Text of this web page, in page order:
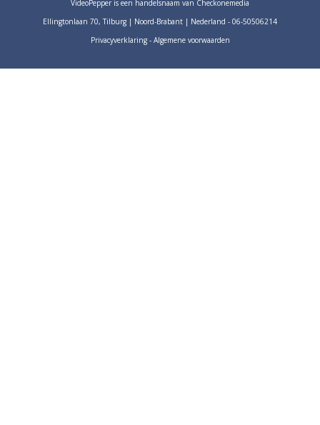
VideoPepper is een handelsnaam van Checkonemedia
Ellingtonlaan 70, Tilburg | Noord-Brabant | Nederland - 06-50506214
Privacyverklaring- Algemene voorwaarden